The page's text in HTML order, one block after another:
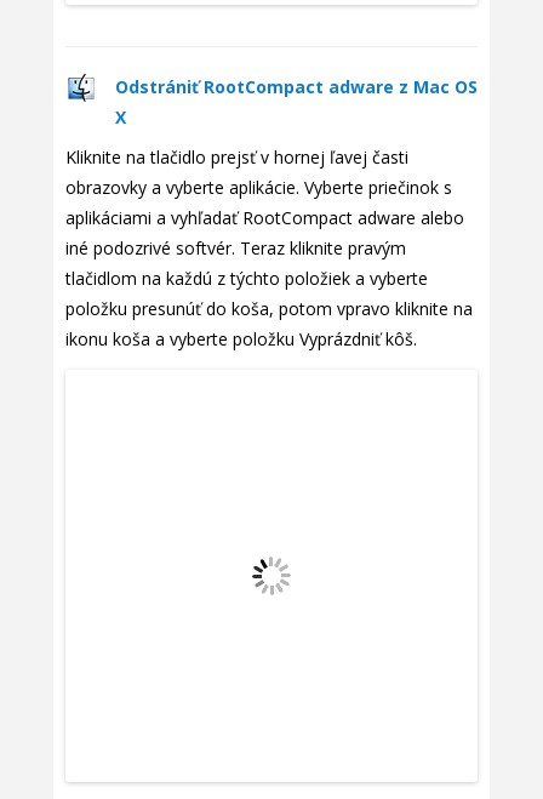
Odstrániť RootCompact adware z Mac OS
X
Kliknite na tlačidlo prejsť v hornej ľavej časti
obrazovky a vyberte aplikácie. Vyberte priečinok s
aplikáciami a vyhľadať RootCompact adware alebo
iné podozrivé softvér. Teraz kliknite pravým
tlačidlom na každú z týchto položiek a vyberte
položku presunúť do koša, potom vpravo kliknite na
ikonu koša a vyberte položku Vyprázdniť kôš.